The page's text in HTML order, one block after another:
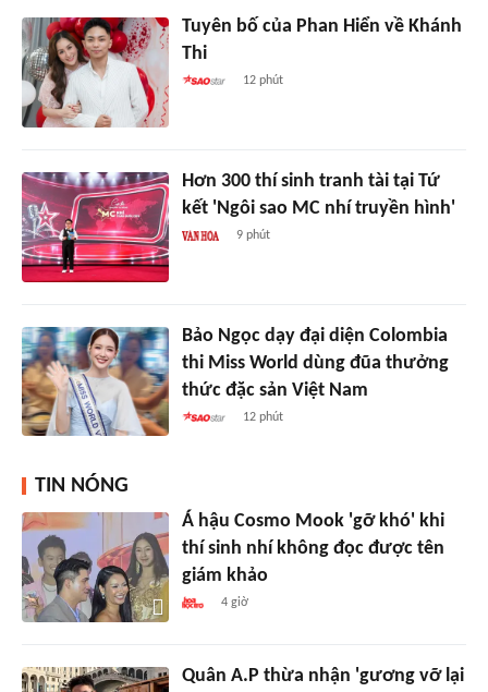
Tuyên bố của Phan Hiển về Khánh
Thi
12 phút
Hơn 300 thí sinh tranh tài tại Tứ
kết 'Ngôi sao MC nhí truyền hình'
9 phút
Bảo Ngọc dạy đại diện Colombia
thi Miss World dùng đũa thưởng
thức đặc sản Việt Nam
12 phút
TIN NÓNG
Á hậu Cosmo Mook 'gỡ khó' khi
thí sinh nhí không đọc được tên
giám khảo
4 giờ
Quân A.P thừa nhận 'gương vỡ lại